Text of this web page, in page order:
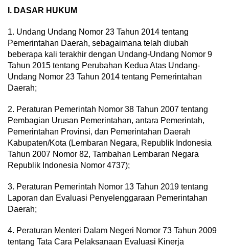
I. DASAR HUKUM
1. Undang Undang Nomor 23 Tahun 2014 tentang
Pemerintahan Daerah, sebagaimana telah diubah
beberapa kali terakhir dengan Undang-Undang Nomor 9
Tahun 2015 tentang Perubahan Kedua Atas Undang-
Undang Nomor 23 Tahun 2014 tentang Pemerintahan
Daerah;
2. Peraturan Pemerintah Nomor 38 Tahun 2007 tentang
Pembagian Urusan Pemerintahan, antara Pemerintah,
Pemerintahan Provinsi, dan Pemerintahan Daerah
Kabupaten/Kota (Lembaran Negara, Republik Indonesia
Tahun 2007 Nomor 82, Tambahan Lembaran Negara
Republik Indonesia Nomor 4737);
3. Peraturan Pemerintah Nomor 13 Tahun 2019 tentang
Laporan dan Evaluasi Penyelenggaraan Pemerintahan
Daerah;
4. Peraturan Menteri Dalam Negeri Nomor 73 Tahun 2009
tentang Tata Cara Pelaksanaan Evaluasi Kinerja